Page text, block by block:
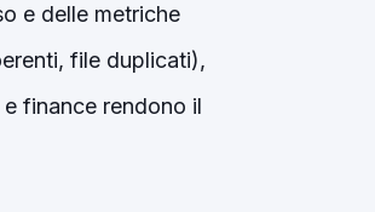
e delle metriche
file duplicati),
finance rendono il